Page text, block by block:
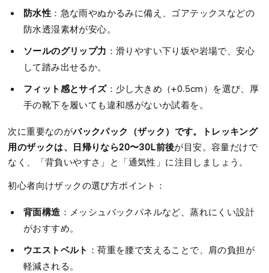
防水性 ：急な雨やぬかるみに備え、ゴアテックスなどの
防水透湿素材が安心。
ソールのグリップ力 ：滑りやすい下り坂や岩場で、安心
して踏み出せるか。
フィット感とサイズ：少し大きめ（+0.5cm）を選び、厚
手の靴下を履いても違和感がないか試着を。
次に重要なのがバックパック（ザック）です。トレッキング
用のザックは、日帰りなら20〜30L前後が目安。容量だけで
なく、「背負いやすさ」と「通気性」に注目しましょう。
初心者向けザックの選び方ポイント：
背面構造 ：メッシュバックパネルなど、蒸れにくい設計
がおすすめ。
ウエストベルト ：荷重を腰で支えることで、肩の負担が
軽減される。